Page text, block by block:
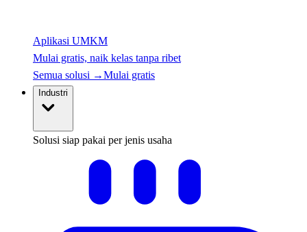
Aplikasi UMKM
Mulai gratis, naik kelas tanpa ribet
Semua solusi →Mulai gratis
Industri
Solusi siap pakai per jenis usaha